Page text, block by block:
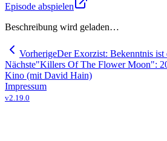
Episode abspielen
Beschreibung wird geladen…
VorherigeDer Exorzist: Bekenntnis ist
Nächste"Killers Of The Flower Moon":
Kino (mit David Hain)
Impressum
v2.19.0